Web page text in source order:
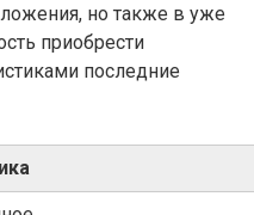
но также в уже
приобрести
последние